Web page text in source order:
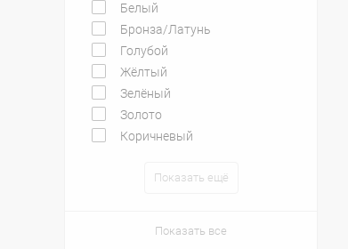
Белый
Бронза/Латунь
Голубой
Жёлтый
Зелёный
Золото
Коричневый
Показать ещё
Показать все